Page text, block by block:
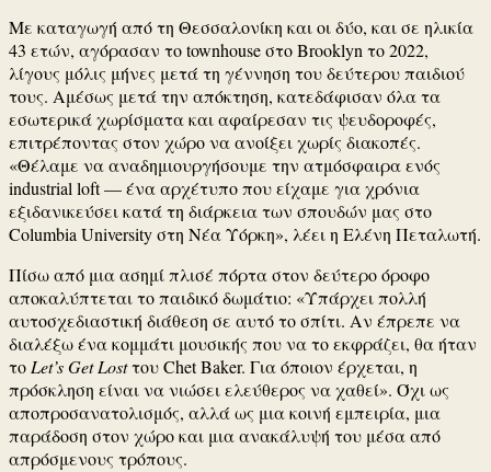
Με καταγωγή από τη Θεσσαλονίκη και οι δύο, και σε ηλικία
43 ετών, αγόρασαν το townhouse στο Brooklyn το 2022,
λίγους μόλις μήνες μετά τη γέννηση του δεύτερου παιδιού
τους. Αμέσως μετά την απόκτηση, κατεδάφισαν όλα τα
εσωτερικά χωρίσματα και αφαίρεσαν τις ψευδοροφές,
επιτρέποντας στον χώρο να ανοίξει χωρίς διακοπές.
«Θέλαμε να αναδημιουργήσουμε την ατμόσφαιρα ενός
industrial loft — ένα αρχέτυπο που είχαμε για χρόνια
εξιδανικεύσει κατά τη διάρκεια των σπουδών μας στο
Columbia University στη Νέα Υόρκη», λέει η Ελένη Πεταλωτή.
Πίσω από μια ασημί πλισέ πόρτα στον δεύτερο όροφο
αποκαλύπτεται το παιδικό δωμάτιο: «Υπάρχει πολλή
αυτοσχεδιαστική διάθεση σε αυτό το σπίτι. Αν έπρεπε να
διαλέξω ένα κομμάτι μουσικής που να το εκφράζει, θα ήταν
τοLet’s Get Lostτου Chet Baker. Για όποιον έρχεται, η
πρόσκληση είναι να νιώσει ελεύθερος να χαθεί». Όχι ως
αποπροσανατολισμός, αλλά ως μια κοινή εμπειρία, μια
παράδοση στον χώρο και μια ανακάλυψή του μέσα από
απρόσμενους τρόπους.